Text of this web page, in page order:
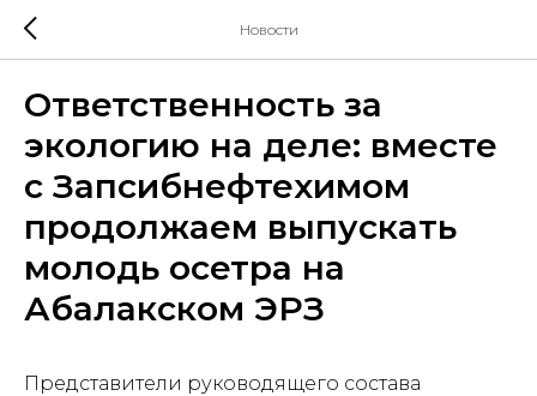
Новости
Ответственность за
экологию на деле: вместе
с Запсибнефтехимом
продолжаем выпускать
молодь осетра на
Абалакском ЭРЗ
Представители руководящего состава